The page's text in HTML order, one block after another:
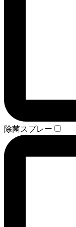
除菌スプレー